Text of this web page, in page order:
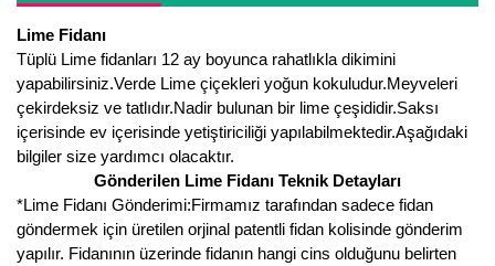
Lime Fidanı
Tüplü Lime fidanları 12 ay boyunca rahatlıkla dikimini
yapabilirsiniz.Verde Lime çiçekleri yoğun kokuludur.Meyveleri
çekirdeksiz ve tatlıdır.Nadir bulunan bir lime çeşididir.Saksı
içerisinde ev içerisinde yetiştiriciliği yapılabilmektedir.Aşağıdaki
bilgiler size yardımcı olacaktır.
Gönderilen Lime Fidanı Teknik Detayları
*Lime Fidanı Gönderimi:Firmamız tarafından sadece fidan
göndermek için üretilen orjinal patentli fidan kolisinde gönderim
yapılır. Fidanının üzerinde fidanın hangi cins olduğunu belirten